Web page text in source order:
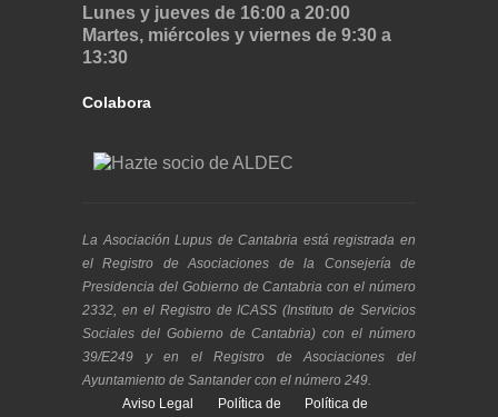
Lunes y jueves de 16:00 a 20:00
Martes, miércoles y viernes de 9:30 a
13:30
Colabora
La Asociación Lupus de Cantabria está registrada en
el Registro de Asociaciones de la Consejería de
Presidencia del Gobierno de Cantabria con el número
2332, en el Registro de ICASS (Instituto de Servicios
Sociales del Gobierno de Cantabria) con el número
39/E249 y en el Registro de Asociaciones del
Ayuntamiento de Santander con el número 249.
Aviso Legal
Política de
Política de